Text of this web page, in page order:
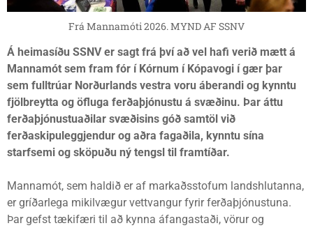
Frá Mannamóti 2026. MYND AF SSNV
Á heimasíðu SSNV er sagt frá því að vel hafi verið mætt á
Mannamót sem fram fór í Kórnum í Kópavogi í gær þar
sem fulltrúar Norðurlands vestra voru áberandi og kynntu
fjölbreytta og öfluga ferðaþjónustu á svæðinu. Þar áttu
ferðaþjónustuaðilar svæðisins góð samtöl við
ferðaskipuleggjendur og aðra fagaðila, kynntu sína
starfsemi og sköpuðu ný tengsl til framtíðar.
Mannamót, sem haldið er af markaðsstofum landshlutanna,
er gríðarlega mikilvægur vettvangur fyrir ferðaþjónustuna.
Þar gefst tækifæri til að kynna áfangastaði, vörur og